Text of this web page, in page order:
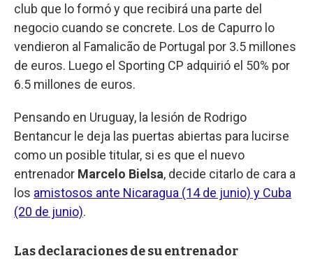
club que lo formó y que recibirá una parte del
negocio cuando se concrete. Los de Capurro lo
vendieron al Famalicão de Portugal por 3.5 millones
de euros. Luego el Sporting CP adquirió el 50% por
6.5 millones de euros.
Pensando en Uruguay, la lesión de Rodrigo
Bentancur le deja las puertas abiertas para lucirse
como un posible titular, si es que el nuevo
entrenador Marcelo Bielsa, decide citarlo de cara a
los amistosos ante Nicaragua (14 de junio) y Cuba
(20 de junio).
Las declaraciones de su entrenador